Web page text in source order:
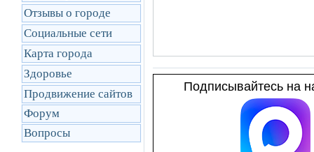
Отзывы о городе
Социальные сети
Карта города
Здоровье
Продвижение сайтов
Форум
Вопросы
Подписывайтесь на